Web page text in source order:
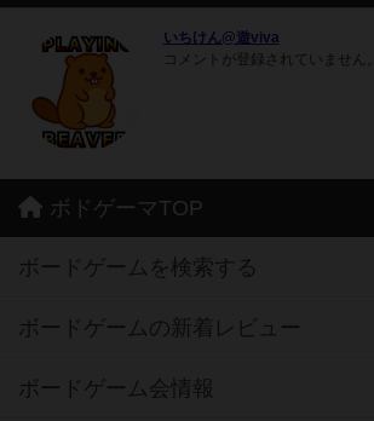
いちけん@遊viva
コメントが登録されていません。
ボドゲーマTOP
ボードゲームを検索する
ボードゲームの新着レビュー
ボードゲーム会情報